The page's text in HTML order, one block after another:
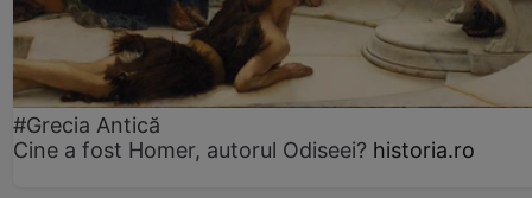
#Grecia Antică
Cine a fost Homer, autorul Odiseei? historia.ro